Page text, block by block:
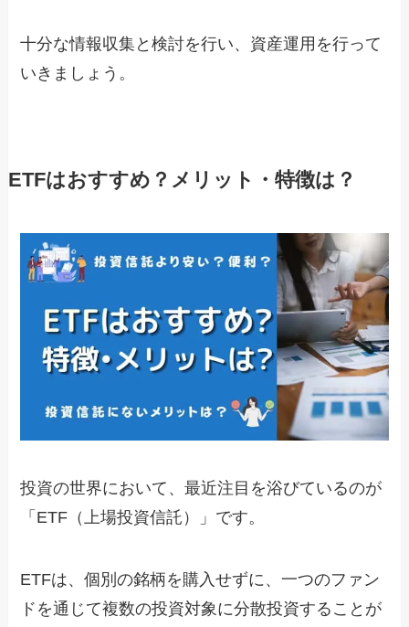
十分な情報収集と検討を行い、資産運用を行って
いきましょう。
ETFはおすすめ？メリット・特徴は？
投資の世界において、最近注目を浴びているのが
「ETF（上場投資信託）」です。
ETFは、個別の銘柄を購入せずに、一つのファン
ドを通じて複数の投資対象に分散投資することが